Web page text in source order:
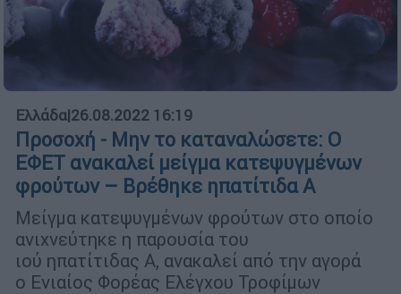
Ελλάδα|26.08.2022 16:19
Προσοχή - Μην το καταναλώσετε: Ο
ΕΦΕΤ ανακαλεί μείγμα κατεψυγμένων
φρούτων – Βρέθηκε ηπατίτιδα Α
Μείγμα κατεψυγμένων φρούτων στο οποίο
ανιχνεύτηκε η παρουσία του
ιού ηπατίτιδας Α, ανακαλεί από την αγορά
ο Ενιαίος Φορέας Ελέγχου Τροφίμων